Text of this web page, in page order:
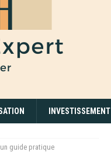
INVESTISSEMENT
guide pratique